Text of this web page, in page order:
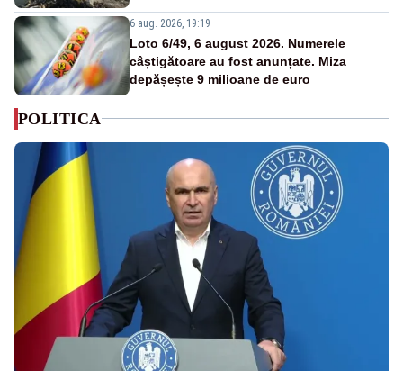
6 aug. 2026, 19:19
Loto 6/49, 6 august 2026. Numerele
câștigătoare au fost anunțate. Miza
depășește 9 milioane de euro
POLITICA